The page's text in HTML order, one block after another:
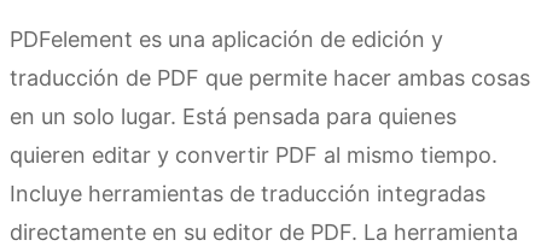
PDFelement es una aplicación de edición y
traducción de PDF que permite hacer ambas cosas
en un solo lugar. Está pensada para quienes
quieren editar y convertir PDF al mismo tiempo.
Incluye herramientas de traducción integradas
directamente en su editor de PDF. La herramienta